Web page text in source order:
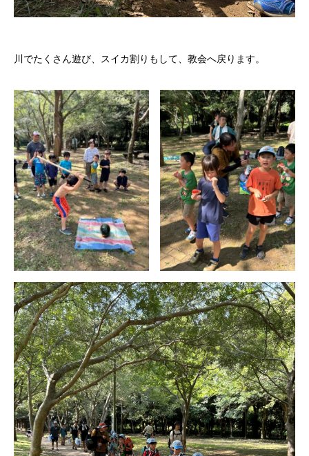
川でたくさん遊び、スイカ割りもして、教会へ戻ります。